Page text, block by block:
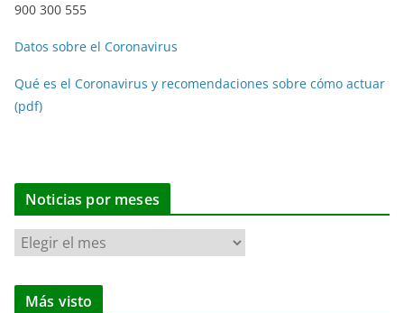
900 300 555
Datos sobre el Coronavirus
Qué es el Coronavirus y recomendaciones sobre cómo actuar
(pdf)
Noticias por meses
N
t
Más visto